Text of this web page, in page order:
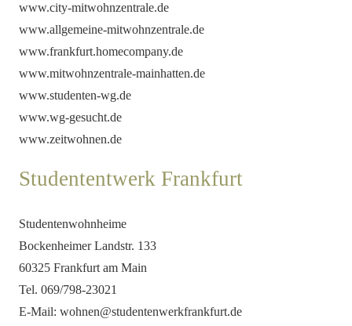
www.city-mitwohnzentrale.de
www.allgemeine-mitwohnzentrale.de
www.frankfurt.homecompany.de
www.mitwohnzentrale-mainhatten.de
www.studenten-wg.de
www.wg-gesucht.de
www.zeitwohnen.de
Studententwerk Frankfurt
Studentenwohnheime
Bockenheimer Landstr. 133
60325 Frankfurt am Main
Tel. 069/798-23021
E-Mail: wohnen@studentenwerkfrankfurt.de